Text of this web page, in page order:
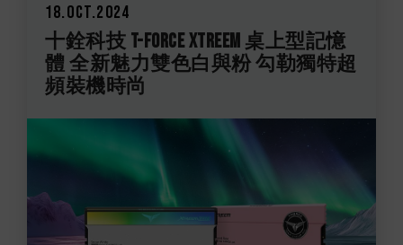
18.Oct.2024
十銓科技 T-FORCE XTREEM 桌上型記憶
體 全新魅力雙色白與粉 勾勒獨特超
頻裝機時尚